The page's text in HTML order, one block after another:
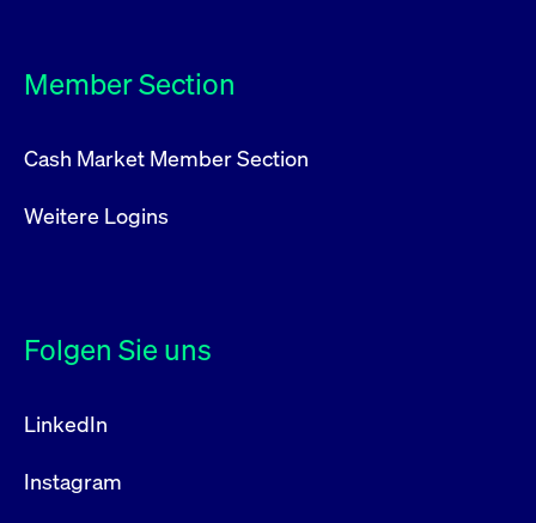
Member Section
Cash Market Member Section
Weitere Logins
Folgen Sie uns
LinkedIn
Instagram